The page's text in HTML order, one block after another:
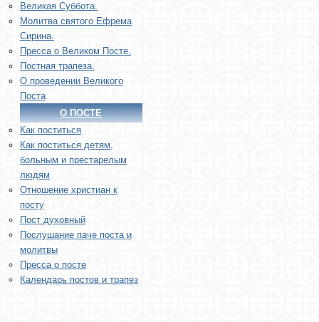
Великая Суббота.
Молитва святого Ефрема
Сирина.
Пресса о Великом Посте.
Постная трапеза.
О проведении Великого
Поста
О ПОСТЕ
Как поститься
Как поститься детям,
больным и престарелым
людям
Отношение христиан к
посту
Пост духовный
Послушание паче поста и
молитвы
Пресса о посте
Календарь постов и трапез